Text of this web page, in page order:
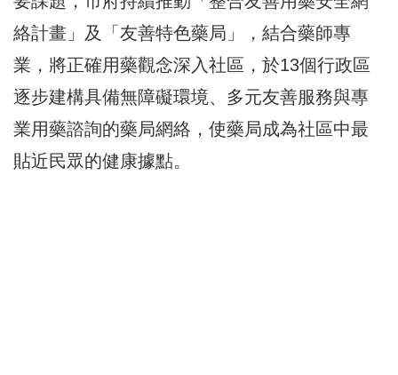
絡計畫」及「友善特色藥局」，結合藥師專
業，將正確用藥觀念深入社區，於13個行政區
逐步建構具備無障礙環境、多元友善服務與專
業用藥諮詢的藥局網絡，使藥局成為社區中最
貼近民眾的健康據點。